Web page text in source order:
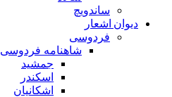
ساندویچ
دیوان اشعار
فردوسی
شاهنامه فردوسی
جمشید
اسکندر
اشکانیان